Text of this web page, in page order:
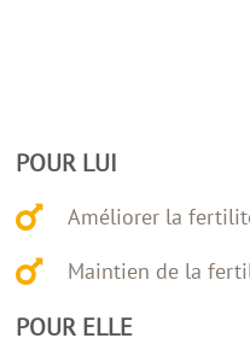
POUR LUI
Améliorer la
Maintien de la
POUR ELLE